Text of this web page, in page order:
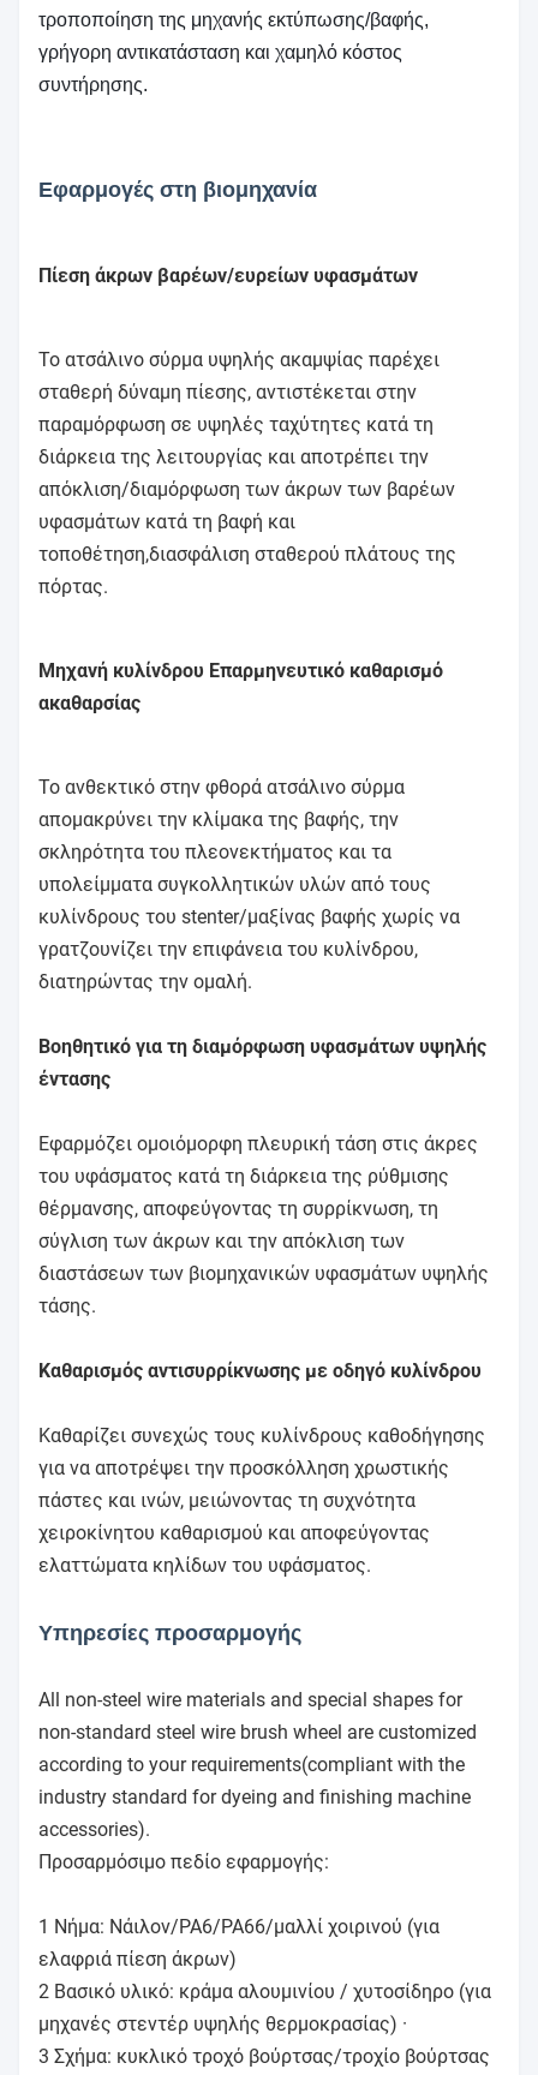
τροποποίηση της μηχανής εκτύπωσης/βαφής,
γρήγορη αντικατάσταση και χαμηλό κόστος
συντήρησης.
Εφαρμογές στη βιομηχανία
Πίεση άκρων βαρέων/ευρείων υφασμάτων
Το ατσάλινο σύρμα υψηλής ακαμψίας παρέχει
σταθερή δύναμη πίεσης, αντιστέκεται στην
παραμόρφωση σε υψηλές ταχύτητες κατά τη
διάρκεια της λειτουργίας και αποτρέπει την
απόκλιση/διαμόρφωση των άκρων των βαρέων
υφασμάτων κατά τη βαφή και
τοποθέτηση,διασφάλιση σταθερού πλάτους της
πόρτας.
Μηχανή κυλίνδρου Επαρμηνευτικό καθαρισμό
ακαθαρσίας
Το ανθεκτικό στην φθορά ατσάλινο σύρμα
απομακρύνει την κλίμακα της βαφής, την
σκληρότητα του πλεονεκτήματος και τα
υπολείμματα συγκολλητικών υλών από τους
κυλίνδρους του stenter/μαξίνας βαφής χωρίς να
γρατζουνίζει την επιφάνεια του κυλίνδρου,
διατηρώντας την ομαλή.
Βοηθητικό για τη διαμόρφωση υφασμάτων υψηλής
έντασης
Εφαρμόζει ομοιόμορφη πλευρική τάση στις άκρες
του υφάσματος κατά τη διάρκεια της ρύθμισης
θέρμανσης, αποφεύγοντας τη συρρίκνωση, τη
σύγλιση των άκρων και την απόκλιση των
διαστάσεων των βιομηχανικών υφασμάτων υψηλής
τάσης.
Καθαρισμός αντισυρρίκνωσης με οδηγό κυλίνδρου
Καθαρίζει συνεχώς τους κυλίνδρους καθοδήγησης
για να αποτρέψει την προσκόλληση χρωστικής
πάστες και ινών, μειώνοντας τη συχνότητα
χειροκίνητου καθαρισμού και αποφεύγοντας
ελαττώματα κηλίδων του υφάσματος.
Υπηρεσίες προσαρμογής
All non-steel wire materials and special shapes for
non-standard steel wire brush wheel are customized
according to your requirements(compliant with the
industry standard for dyeing and finishing machine
accessories).
Προσαρμόσιμο πεδίο εφαρμογής:
1 Νήμα: Νάιλον/PA6/PA66/μαλλί χοιρινού (για
ελαφριά πίεση άκρων)
2 Βασικό υλικό: κράμα αλουμινίου / χυτοσίδηρο (για
μηχανές στεντέρ υψηλής θερμοκρασίας) ·
3 Σχήμα: κυκλικό τροχό βούρτσας/τροχίο βούρτσας